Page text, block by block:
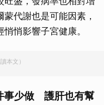
代謝也是可能因素，
悄影響子宮健康。
本文）
事少做 護肝也有幫